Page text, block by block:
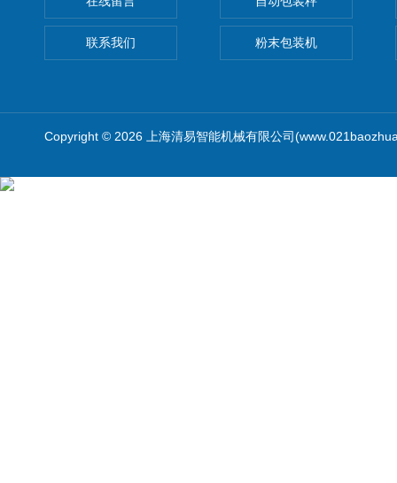
联系我们 粉末包装机
Copyright © 2026 上海清易智能机械有限公司